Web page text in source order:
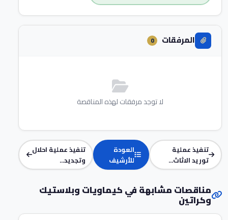
المرفقات 0
لا توجد مرفقات لهذه المناقصة
تنفيذ عملية
توريد الاثاث...
العودة
للأرشيف
تنفيذ عملية احلال
وتجديد...
مناقصات مشابهة في كيماويات وبلاستيك
وكراتين